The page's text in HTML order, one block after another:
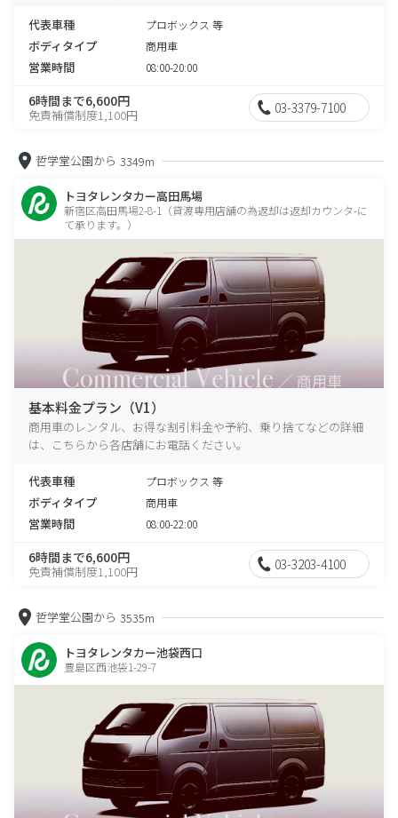
代表車種 プロボックス 等
ボディタイプ 商用車
営業時間 08:00-20:00
6時間まで6,600円
免責補償制度1,100円 03-3379-7100
哲学堂公園から 3349m
トヨタレンタカー高田馬場
新宿区高田馬場2-8-1（貸渡専用店舗の為返却は返却カウンタ-に
て承ります。）
基本料金プラン（V1）
商用車のレンタル、お得な割引料金や予約、乗り捨てなどの詳細
は、こちらから各店舗にお電話ください。
代表車種 プロボックス 等
ボディタイプ 商用車
営業時間 08:00-22:00
6時間まで6,600円
免責補償制度1,100円 03-3203-4100
哲学堂公園から 3535m
トヨタレンタカー池袋西口
豊島区西池袋1-29-7